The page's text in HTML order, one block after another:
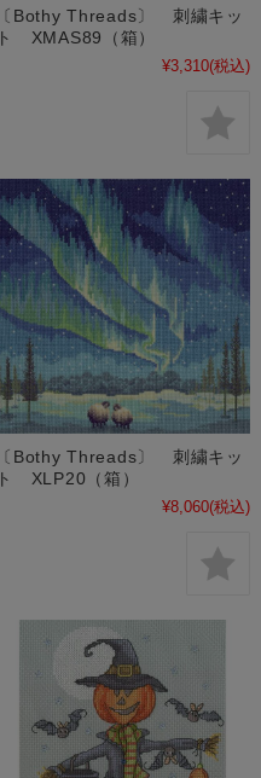
〔Bothy Threads〕 刺繍キッ
ト XMAS89（箱）
¥3,310(税込)
〔Bothy Threads〕 刺繍キッ
ト XLP20（箱）
¥8,060(税込)